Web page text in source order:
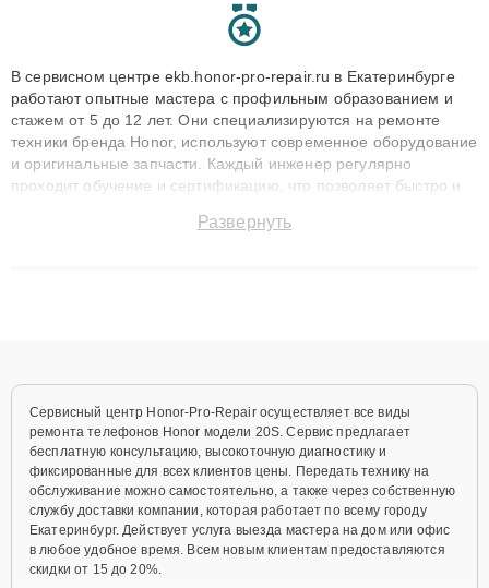
В сервисном центре ekb.honor-pro-repair.ru в Екатеринбурге
работают опытные мастера с профильным образованием и
стажем от 5 до 12 лет. Они специализируются на ремонте
техники бренда Honor, используют современное оборудование
и оригинальные запчасти. Каждый инженер регулярно
проходит обучение и сертификацию, что позволяет быстро и
сохранением гарантии до 3 лет. Наши мастера решают
Развернуть
Сервисный центр Honor-Pro-Repair осуществляет все виды
ремонта телефонов Honor модели 20S. Сервис предлагает
бесплатную консультацию, высокоточную диагностику и
фиксированные для всех клиентов цены. Передать технику на
обслуживание можно самостоятельно, а также через собственную
службу доставки компании, которая работает по всему городу
Екатеринбург. Действует услуга выезда мастера на дом или офис
в любое удобное время. Всем новым клиентам предоставляются
скидки от 15 до 20%.